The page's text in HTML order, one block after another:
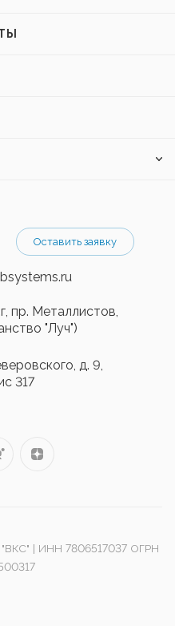
Оставить заявку
пр. Металлистов,
"Луч")
д. 9,
317
| ИНН 7806517037 ОГРН